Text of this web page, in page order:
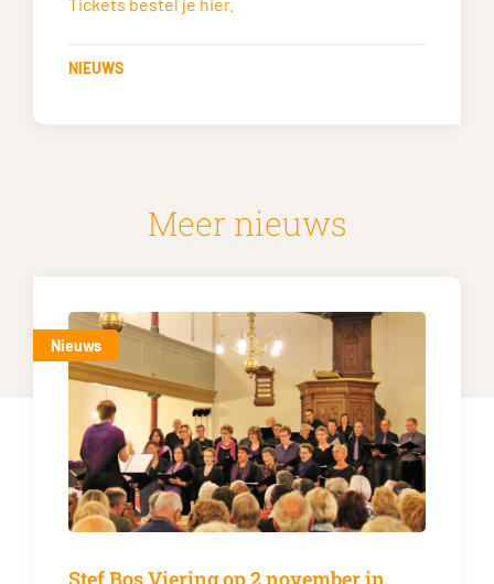
NIEUWS
Meer nieuws
Nieuws
Stef Bos Viering op 2 november in